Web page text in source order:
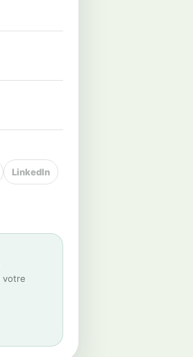
LinkedIn
votre